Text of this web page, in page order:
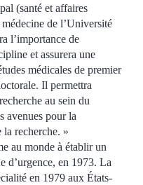
(santé et affaires
de l’Université
l’importance de
et assurera une
médicales de premier
Il permettra
au sein du
avenues pour la
recherche. »
au monde à établir un
d’urgence, en 1973. La
en 1979 aux États-